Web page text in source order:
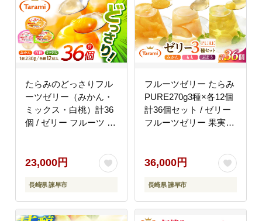
たらみのどっさりフル
ーツゼリー（みかん・
ミックス・白桃）計36
個 / ゼリー フルーツ フ
んゼリー 白桃ゼリー お
やつ 備蓄 / 諫早市 / 株
式会社たらみ
[AHBR030]
23,000円
長崎県 諫早市
フルーツゼリー たらみ
PURE270g3種×各12個
計36個セット / ゼリー
フルーツゼリー 果実ゼ
どう / 諫早市 / 株式会
社たらみ [AHBR019]
36,000円
長崎県 諫早市